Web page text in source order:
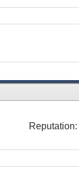
Reputation: